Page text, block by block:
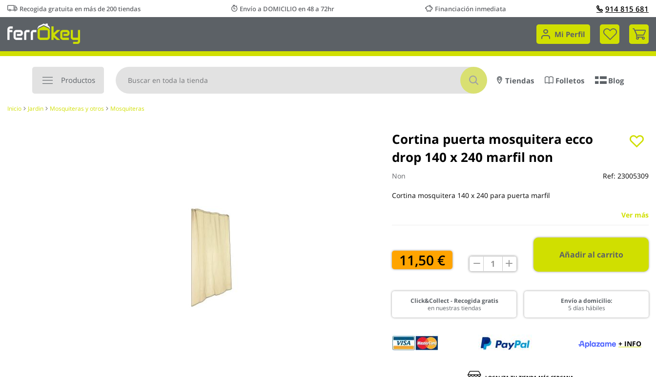
Ir
al
contenido
Recogida gratuita en más de 200 tiendas Envío a DOMICILIO en 48 a 72hr Financiación inmediata 914 815 681
Mi Perfil
Mi
Productos
Buscar
Tiendas Folletos Blog
Inicio Jardin Mosquiteras y otros Mosquiteras
Cortina puerta mosquitera ecco
drop 140 x 240 marfil non
Non Ref: 23005309
Cortina mosquitera 140 x 240 para puerta marfil
Ver más
11,50 € Añadir al carrito
Click&Collect - Recogida gratis
en nuestras tiendas
Envío a domicilio:
5 días hábiles
+ INFO